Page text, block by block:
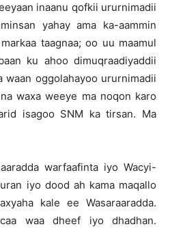
inaanu qofkii ururnimadii
yahay ama ka-aammin
taagnaa; oo uu maamul
ku ahoo dimuqraadiyaddii
waan oggolahayoo ururnimadii
waxa weeye ma noqon karo
isagoo SNM ka tirsan. Ma
warfaafinta iyo Wacyi-
iyo dood ah kama maqallo
kale ee Wasaraaradda.
waa dheef iyo dhadhan.